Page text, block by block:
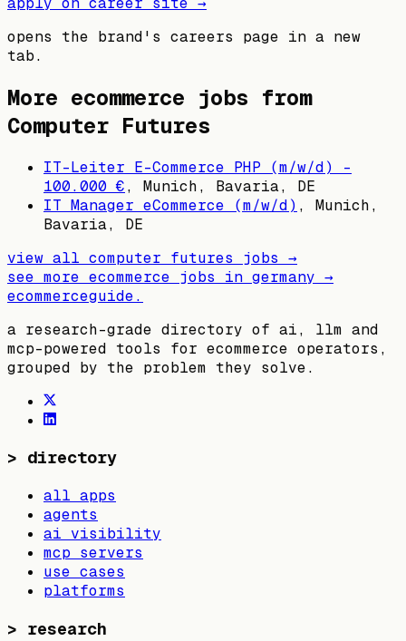
opens the brand's careers page in a new
tab.
More ecommerce jobs from
Computer Futures
IT-Leiter E-Commerce PHP (m/w/d) -
100.000 €, Munich, Bavaria, DE
IT Manager eCommerce (m/w/d) , Munich,
Bavaria, DE
view all computer futures jobs →
see more ecommerce jobs in germany →
ecommerceguide.
a research-grade directory of ai, llm and
mcp-powered tools for ecommerce operators,
grouped by the problem they solve.
> directory
all apps
agents
ai visibility
mcp servers
use cases
platforms
> research